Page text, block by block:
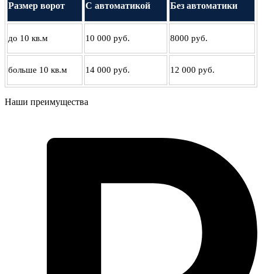
Размер ворот С автоматикой Без автоматики
до 10 кв.м 10 000 руб. 8000 руб.
больше 10 кв.м 14 000 руб. 12 000 руб.
Наши преимущества